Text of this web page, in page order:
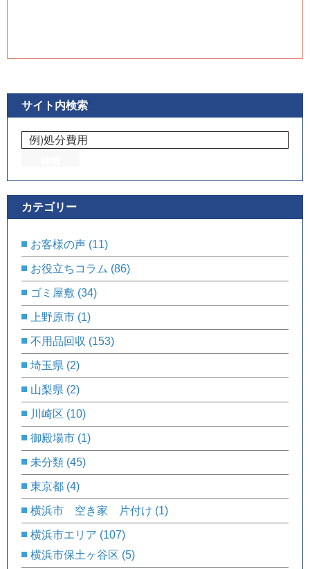
サイト内検索
カテゴリー
お客様の声 (11)
お役立ちコラム (86)
ゴミ屋敷 (34)
上野原市 (1)
不用品回収 (153)
埼玉県 (2)
山梨県 (2)
川崎区 (10)
御殿場市 (1)
未分類 (45)
東京都 (4)
横浜市 空き家 片付け (1)
横浜市エリア (107)
横浜市保土ヶ谷区 (5)